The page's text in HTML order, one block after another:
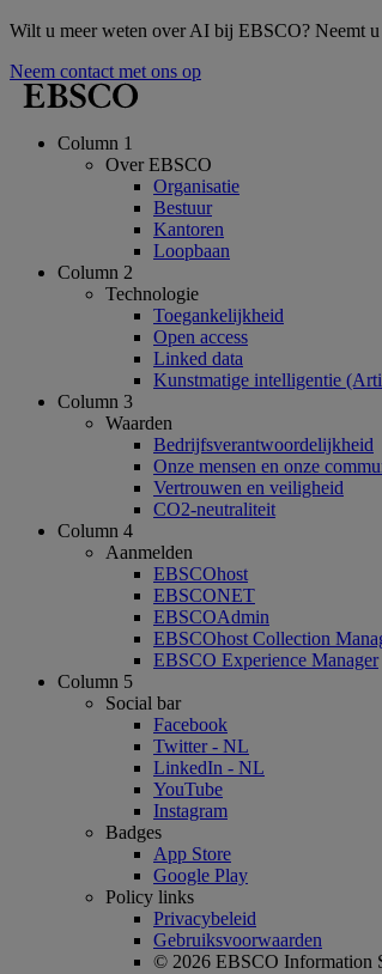
Wilt u meer weten over AI bij EBSCO? Neemt
Neem contact met ons op
Column 1
Over EBSCO
Organisatie
Bestuur
Kantoren
Loopbaan
Column 2
Technologie
Toegankelijkheid
Open access
Linked data
Kunstmatige intelligentie
Column 3
Waarden
Bedrijfsverantwoordelijkheid
Onze mensen en onze
Vertrouwen en veiligheid
CO2-neutraliteit
Column 4
Aanmelden
EBSCOhost
EBSCONET
EBSCOAdmin
EBSCOhost Collection
EBSCO Experience Manager
Column 5
Social bar
Facebook
Twitter - NL
LinkedIn - NL
YouTube
Instagram
Badges
App Store
Google Play
Policy links
Privacybeleid
Gebruiksvoorwaarden
© 2026 EBSCO Information